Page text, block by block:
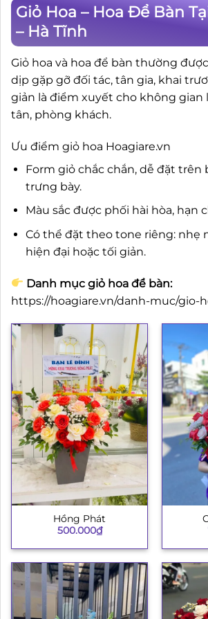
Giỏ Hoa – Hoa Để Bàn
– Hà Tĩnh
Giỏ hoa và hoa để bàn thường
dịp gặp gỡ đối tác, tân gia, khai
giản là điểm xuyết cho không gian
tân, phòng khách.
Ưu điểm giỏ hoa Hoagiare.vn
Form giỏ chắc chắn, dễ đặt trên
trưng bày.
Màu sắc được phối hài hòa, hạn
Có thể đặt theo tone riêng: nhẹ
hiện đại hoặc tối giản.
Danh mục giỏ hoa để bàn:
https://hoagiare.vn/danh-muc/gio-
Hồng Phát
500.000₫